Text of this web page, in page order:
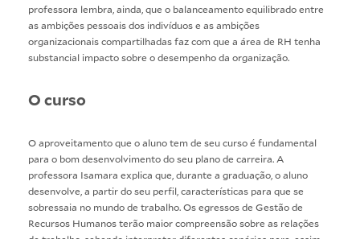
professora lembra, ainda, que o balanceamento equilibrado entre
as ambições pessoais dos indivíduos e as ambições
organizacionais compartilhadas faz com que a área de RH tenha
substancial impacto sobre o desempenho da organização.
O curso
O aproveitamento que o aluno tem de seu curso é fundamental
para o bom desenvolvimento do seu plano de carreira. A
professora Isamara explica que, durante a graduação, o aluno
desenvolve, a partir do seu perfil, características para que se
sobressaia no mundo de trabalho. Os egressos de Gestão de
Recursos Humanos terão maior compreensão sobre as relações